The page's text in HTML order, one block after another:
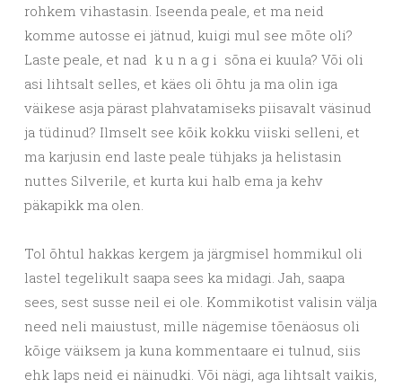
rohkem vihastasin. Iseenda peale, et ma neid
komme autosse ei jätnud, kuigi mul see mõte oli?
Laste peale, et nad k u n a g i sõna ei kuula? Või oli
asi lihtsalt selles, et käes oli õhtu ja ma olin iga
väikese asja pärast plahvatamiseks piisavalt väsinud
ja tüdinud? Ilmselt see kõik kokku viiski selleni, et
ma karjusin end laste peale tühjaks ja helistasin
nuttes Silverile, et kurta kui halb ema ja kehv
päkapikk ma olen.
Tol õhtul hakkas kergem ja järgmisel hommikul oli
lastel tegelikult saapa sees ka midagi. Jah, saapa
sees, sest susse neil ei ole. Kommikotist valisin välja
need neli maiustust, mille nägemise tõenäosus oli
kõige väiksem ja kuna kommentaare ei tulnud, siis
ehk laps neid ei näinudki. Või nägi, aga lihtsalt vaikis,